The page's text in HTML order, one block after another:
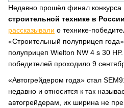
Недавно прошёл финал конкурса
строительной технике в
рассказывали о технике-
«Строительный полуприцеп
полуприцеп Wielton NW 4 s 30
победителей проходило 9
«Автогрейдером года» стал
недавно и относится к так
автогрейдерам, их ширина не